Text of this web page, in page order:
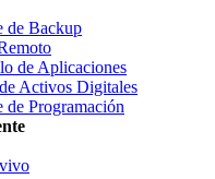
de Backup
de Aplicaciones
Activos Digitales
de Programación